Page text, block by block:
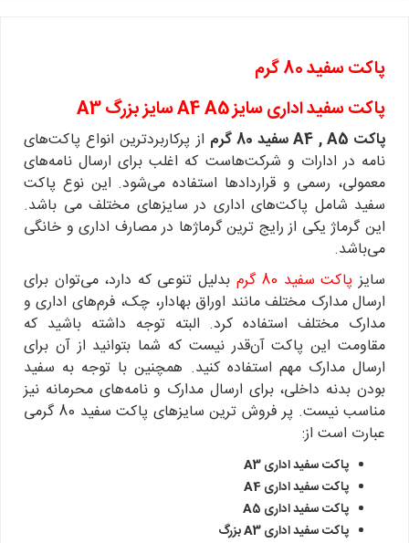
پاکت سفید 80 گرم
پاکت سفید اداری سایز A4 A5 سایز بزرگ A3
پاکت A4 , A5 سفید 80 گرم
از پرکاربردترین انواع پاکت‌های
نامه در ادارات و شرکت‌هاست که اغلب برای ارسال نامه‌های
معمولی، رسمی و قراردادها استفاده می‌شود. این نوع پاکت‌
سفید شامل پاکت‌های اداری در سایز‌های مختلف می باشد‌.
این گرماژ یکی از رایج ترین گرماژها در مصارف اداری و خانگی
می‌باشد.
سایز پاکت سفید 80 گرم
بدلیل تنوعی که دارد، می‌توان برای
ارسال مدارک مختلف مانند اوراق بهادار، چک، فرم‌های اداری و
مدارک مختلف استفاده کرد. البته توجه داشته باشید که
مقاومت این پاکت آن‌قدر نیست که شما بتوانید از آن برای
ارسال مدارک مهم استفاده کنید. همچنین با توجه به سفید
بودن بدنه داخلی، برای ارسال مدارک و نامه‌های محرمانه نیز
مناسب نیست. پر فروش ترین سایزهای پاکت سفید 80 گرمی
عبارت است از:
پاکت سفید اداری A3
پاکت سفید اداری A4
پاکت سفید اداری A5
پاکت سفید اداری A3 بزرگ